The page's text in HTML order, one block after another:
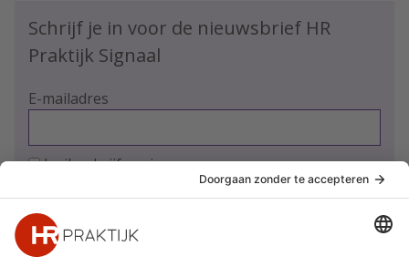
Schrijf je in voor de nieuwsbrief HR
Praktijk Signaal
E-mailadres
Ja, ik schrijf me in